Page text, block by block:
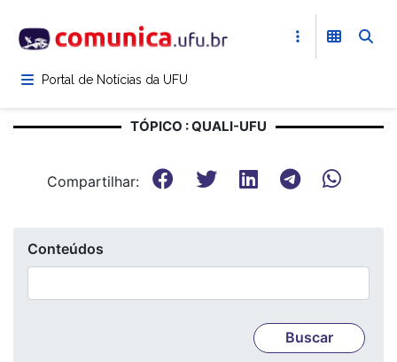
para
conteúdoPortal de Notícias da UFU
TÓPICO : QUALI-UFU
Compartilhar:
Conteúdos